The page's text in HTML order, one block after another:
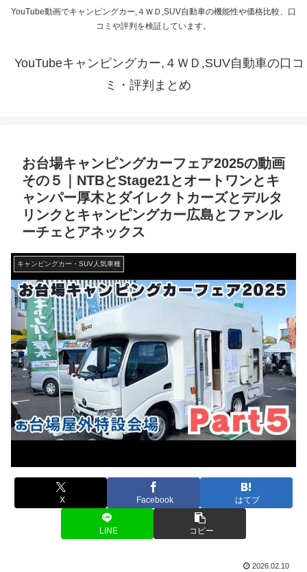
YouTube動画でキャンピングカー,４ＷＤ,SUV自動車の機能性や価格比較、口
コミや評判を検証しています。
YouTubeキャンピングカー,４ＷＤ,SUV自動車の口コ
ミ・評判まとめ
お台場キャンピングカーフェア2025の動画
その５｜NTBとStage21とオートワンとキ
ャンパー厚木とダイレクトカーズとデルタ
リンクとキャンピングカー広島とファンル
ーチェとアネックス
キャンピングカー・SUV人気車種
X Facebook はてブ
LINE コピー
2026.02.10